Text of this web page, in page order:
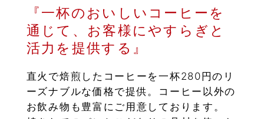
『一杯のおいしいコーヒーを
通じて、お客様にやすらぎと
活力を提供する』
直火で焙煎したコーヒーを一杯280円のリ
ーズナブルな価格で提供。コーヒー以外の
お飲み物も豊富にご用意しております。